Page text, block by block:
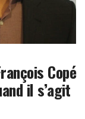
Copé
il s’agit